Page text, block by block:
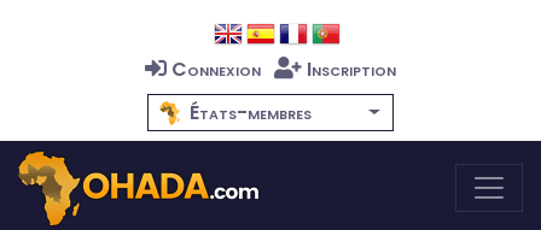
Connexion
Inscription
États-membres